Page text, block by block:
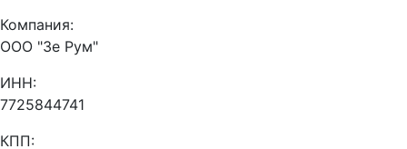
Компания:
ООО "Зе Рум"
ИНН:
7725844741
КПП: